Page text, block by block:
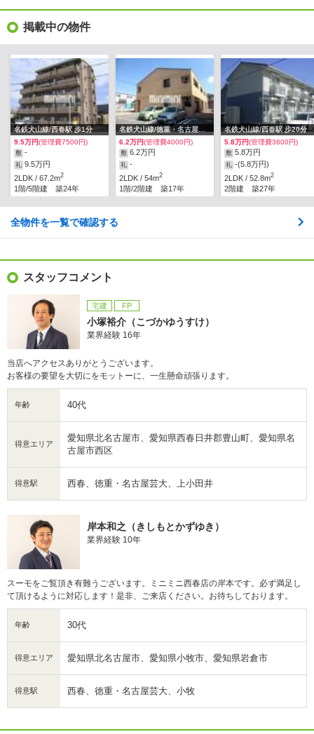
掲載中の物件
名鉄犬山線/西春駅 歩1分
9.5万円(管理費7500円)
敷 -
礼 9.5万円
2LDK / 67.2m2
1階/5階建 築24年
6.2万円(管理費4000円)
敷 6.2万円
礼 -
2LDK / 54m2
1階/2階建 築17年
名鉄犬山線/西春駅 歩20分
5.8万円(管理費3600円)
敷 5.8万円
礼 -(5.8万円)
2LDK / 52.8m2
2階建 築27年
全物件を一覧で確認する
スタッフコメント
宅建 FP
小塚裕介（こづかゆうすけ）
業界経験 16年
当店へアクセスありがとうございます。
お客様の要望を大切にをモットーに、一生懸命頑張ります。
年齢 40代
得意エリア
愛知県北名古屋市、愛知県西春日井郡豊山町、愛知県名
古屋市西区
得意駅 西春、徳重・名古屋芸大、上小田井
岸本和之（きしもとかずゆき）
業界経験 10年
スーモをご覧頂き有難うございます。ミニミニ西春店の岸本です。必ず満足し
て頂けるように対応します！是非、ご来店ください。お待ちしております。
年齢 30代
得意エリア 愛知県北名古屋市、愛知県小牧市、愛知県岩倉市
得意駅 西春、徳重・名古屋芸大、小牧